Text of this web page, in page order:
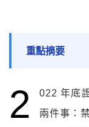
重點摘要
2
022 年底
兩件事：